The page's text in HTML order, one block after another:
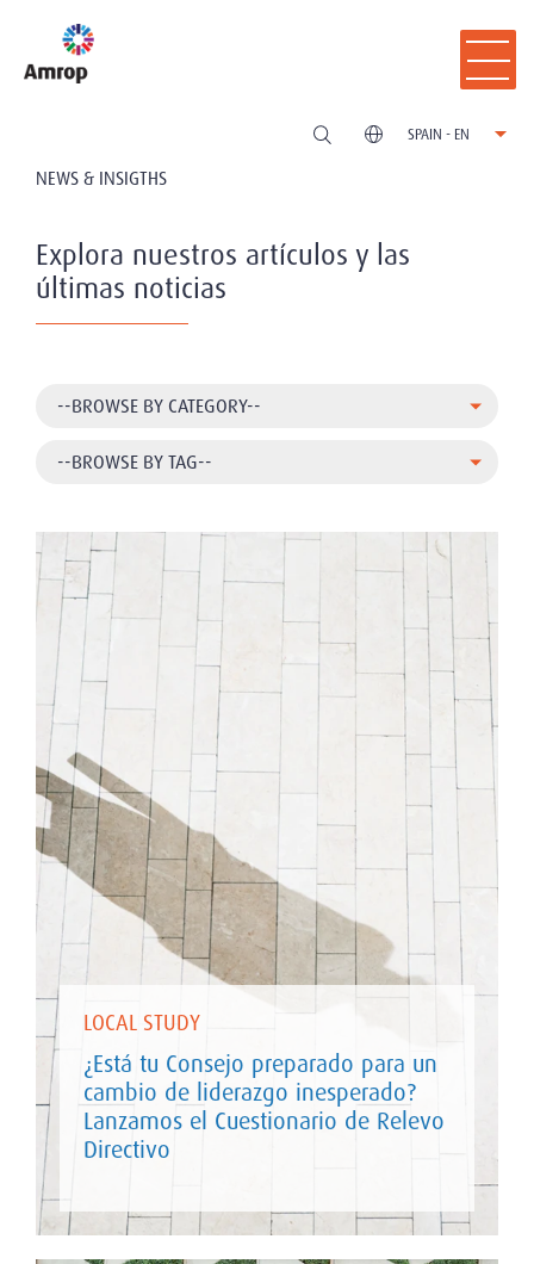
SPAIN - EN
NEWS & INSIGTHS
Explora nuestros artículos y las
últimas noticias
LOCAL STUDY
¿Está tu Consejo preparado para un
cambio de liderazgo inesperado?
Lanzamos el Cuestionario de Relevo
Directivo